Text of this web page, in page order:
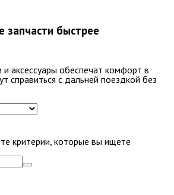
быстрее
и аксессуары обеспечат комфорт в
справиться с дальней поездкой без
критерии, которые вы ищете